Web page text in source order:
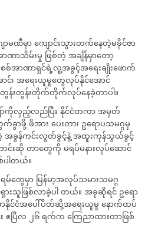
ာမဏီမှာ ကျောင်းသွားတက်နေတဲ့မခိုင်ဇာ
ာဏာသိမ်းမှု ဖြစ်တဲ့ အချိန်မှာတော့
စ်အာဏာရှင်ရဲ့လူ့အခွင့်အရေးချိုးဖောက်
၊ အရေးယူမှုတွေလုပ်နိုင်အောင်
န်းတွန်းတိုက်တိုက်လုပ်နေခဲ့တာပါ။
ော်ကိုလှည့်လည်ပြီး နိုင်ငံတကာ အမှတ်
ာဖို့ ဖိအား ပေးတာ၊ ဥရောပသမဂ္ဂမှ
းတဲ့ အခွန်ကင်းလွတ်ခွင့်နဲ့ အထူးကုန်သွယ်ခွင့်
င်းဆို တာတွေကို မရပ်မနားလုပ်ဆောင်
ပါတယ်။
မ်တွေမှာ မြန်မာ့အလုပ်သမားသမဂ္ဂ
းသူဖြစ်လာခဲ့ပါ တယ်။ အခုဆိုရင် ဥရော
ာနိုင်ငံအပေါ်ပိတ်ဆို့အရေးယူမှု နောက်ထပ်
ဧပြီလ ၂၆ ရက်က ကြေညာထားတာဖြစ်